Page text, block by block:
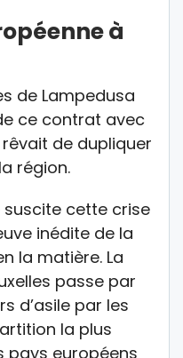
à
de Lampedusa
ce contrat avec
rêvait de dupliquer
région.
suscite cette crise
inédite de la
la matière. La
passe par
d’asile par les
la plus
pays européens